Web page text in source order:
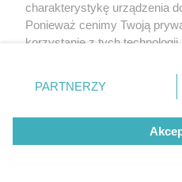
charakterystykę urządzenia
Ponieważ cenimy Twoją
korzystanie z tych
zmienić/wycofać klikając
znajdujący się w lewym
rodzaje przetwarzania
użytkownika, ale masz
przetwarzaniu. Preferencje
PARTNERZY